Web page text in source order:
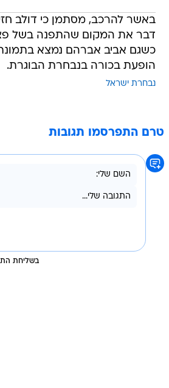
באשר להרכב, מסתמן כי דולב
דבר את המקום שהתפנה בשל
הופעת בכורה בנבחרת הבוגרת.
נבחרת ישראל
טרם התפרסמו תגובות
בשליחת